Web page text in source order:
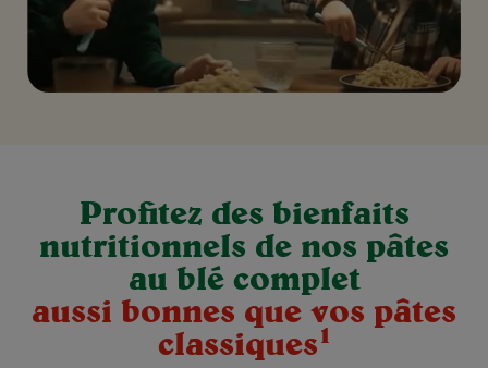
Profitez des bienfaits
nutritionnels de nos pâtes
au blé complet
aussi bonnes que vos pâtes
classiques1